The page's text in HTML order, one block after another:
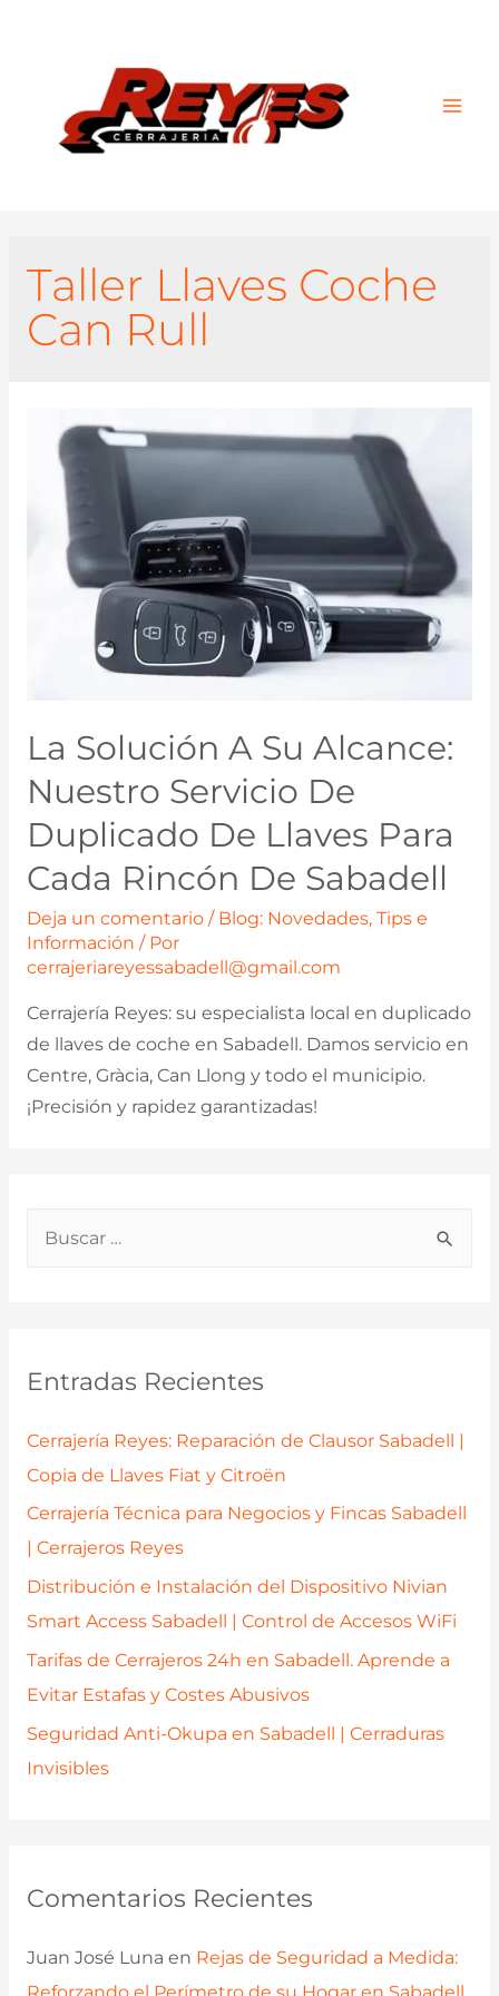
p
o
:
Entradas Recientes
Cerrajería Reyes: Reparación de Clausor Sabadell |
Copia de Llaves Fiat y Citroën
Cerrajería Técnica para Negocios y Fincas Sabadell
| Cerrajeros Reyes
Distribución e Instalación del Dispositivo Nivian
Smart Access Sabadell | Control de Accesos WiFi
Tarifas de Cerrajeros 24h en Sabadell. Aprende a
Evitar Estafas y Costes Abusivos
Seguridad Anti-Okupa en Sabadell | Cerraduras
Invisibles
Comentarios Recientes
Juan José Luna en Rejas de Seguridad a Medida:
Taller Llaves Coche
Can Rull
La Solución A Su Alcance:
Nuestro Servicio De
Duplicado De Llaves Para
Cada Rincón De Sabadell
Deja un comentario / Blog: Novedades, Tips e
Información / Por
cerrajeriareyessabadell@gmail.com
Cerrajería Reyes: su especialista local en duplicado
de llaves de coche en Sabadell. Damos servicio en
Centre, Gràcia, Can Llong y todo el municipio.
¡Precisión y rapidez garantizadas!